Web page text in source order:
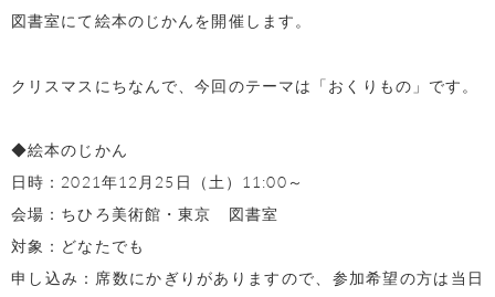
図書室にて絵本のじかんを開催します。
クリスマスにちなんで、今回のテーマは「おくりもの」です。
◆絵本のじかん
日時： 2021年12月 25 日（土） 11:00 ～
会場：ちひろ美術館・東京 図書室
対象：どなたでも
申し込み：席数にかぎりがありますので、参加希望の方は当日